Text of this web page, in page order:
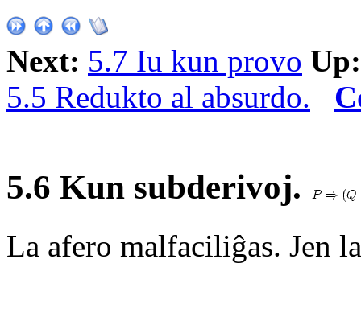
Next: 5.7 Iu kun provo Up:
5.5 Redukto al absurdo.
5.6 Kun subderivoj.
La afero malfaciliĝas. Jen